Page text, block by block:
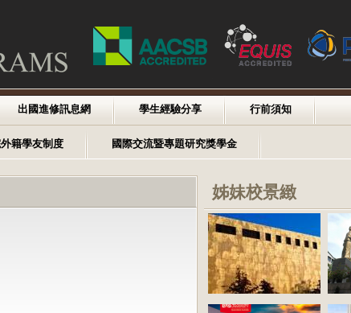
出國進修訊息網 學生經驗分享 行前須知
籍學友制度 國際交流暨專題研究獎學金
姊妹校景緻